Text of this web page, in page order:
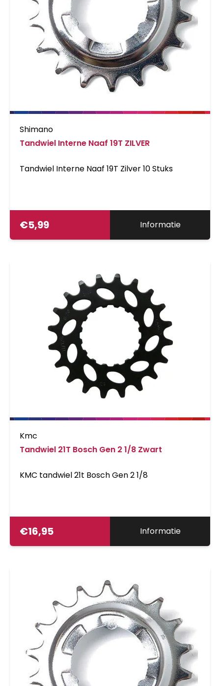
Shimano
Tandwiel Interne Naaf 19T ZILVER
Tandwiel Interne Naaf 19T Zilver 10 Stuks
€5,99 Informatie
Kmc
Tandwiel 21T Bosch Gen 2 1/8 Zwart
KMC tandwiel 21t Bosch Gen 2 1/8
€16,95 Informatie